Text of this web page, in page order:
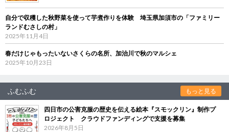
自分で収穫した秋野菜を使って芋煮作りを体験 埼玉県加須市の「ファミリー
ランドむさしの村」
2025年11月4日
春だけじゃもったいないさくらの名所、加治川で秋のマルシェ
2025年10月23日
ふむふむ もっと見る
四日市の公害克服の歴史を伝える絵本『スモックリン』制作プ
ロジェクト クラウドファンディングで支援を募集
2026年8月5日